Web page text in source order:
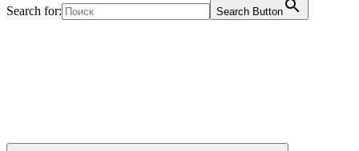
Search for: Search Button